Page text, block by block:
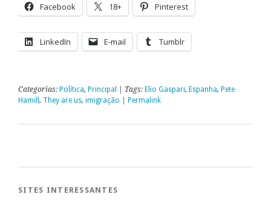
Facebook 18+ Pinterest
LinkedIn E-mail Tumblr
Categorias: Política, Principal | Tags: Elio Gaspari, Espanha, Pete
Hamill , They are us, imigração Permalink
SITES INTERESSANTES